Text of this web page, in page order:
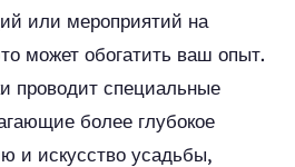
или мероприятий на
может обогатить ваш опыт.
проводит специальные
более глубокое
и искусство усадьбы,